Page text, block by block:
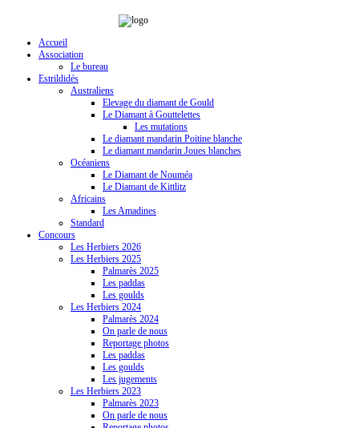
Accueil
Association
Le bureau
Estrildidés
Australiens
Elevage du diamant de Gould
Le Diamant à Gouttelettes
Les mutations
Le diamant mandarin Poitine blanche
Le diamant mandarin Joues blanches
Océaniens
Le Diamant de Nouméa
Le Diamant de Kittlitz
Africains
Les Amadines
Standard
Concours
Les Herbiers 2026
Les Herbiers 2025
Palmarès 2025
Les paddas
Les goulds
Les Herbiers 2024
Palmarès 2024
On parle de nous
Reportage photos
Les paddas
Les goulds
Les jugements
Les Herbiers 2023
Palmarès 2023
On parle de nous